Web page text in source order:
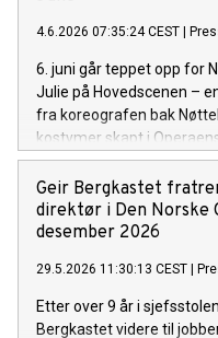
4.6.2026 07:35:24 CEST |
6. juni går teppet opp for
Julie på Hovedscenen –
fra koreografen bak
kostymer skapt i
Geir Bergkastet
direktør i Den Norske
desember 2026
29.5.2026 11:30:13 CEST |
Etter over 9 år i
Bergkastet videre til